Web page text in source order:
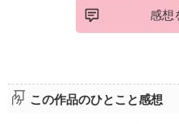
感想
この作品のひとこと感想